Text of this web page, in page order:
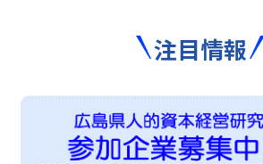
注目情報